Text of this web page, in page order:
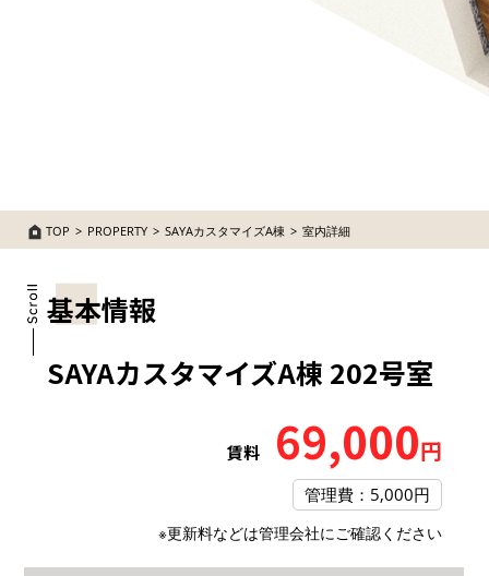
TOP PROPERTY SAYAカスタマイズA棟 室内詳細
基本情報
SAYAカスタマイズA棟 202号室
賃料 69,000円
管理費：5,000円
※更新料などは管理会社にご確認ください